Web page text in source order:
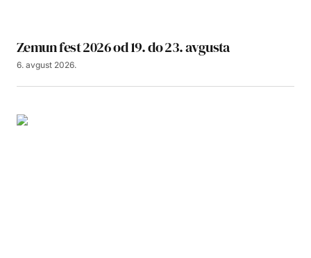
Zemun fest 2026 od 19. do 23. avgusta
6. avgust 2026.